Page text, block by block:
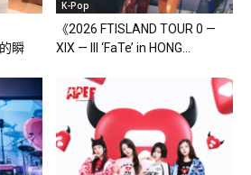
瞬
K-Pop
《2026 FTISLAND TOUR 0 —
XIX — III ‘FaTe’ in HONG...